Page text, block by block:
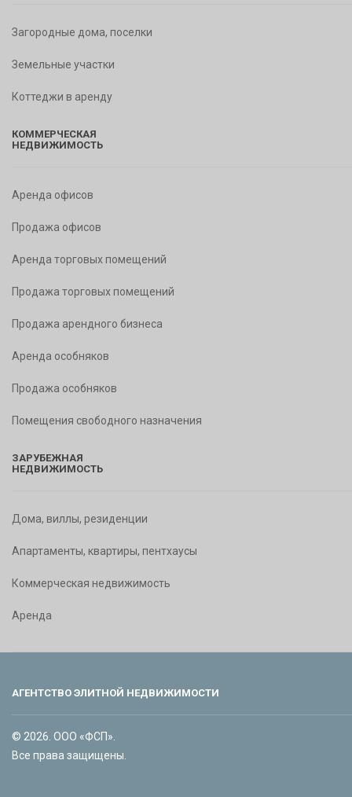
Загородные дома, поселки
Земельные участки
Коттеджи в аренду
КОММЕРЧЕСКАЯ
НЕДВИЖИМОСТЬ
Аренда офисов
Продажа офисов
Аренда торговых помещений
Продажа торговых помещений
Продажа арендного бизнеса
Аренда особняков
Продажа особняков
Помещения свободного назначения
ЗАРУБЕЖНАЯ
НЕДВИЖИМОСТЬ
Дома, виллы, резиденции
Апартаменты, квартиры, пентхаусы
Коммерческая недвижимость
Аренда
АГЕНТСТВО ЭЛИТНОЙ НЕДВИЖИМОСТИ
© 2026. ООО «ФСП».
Все права защищены.